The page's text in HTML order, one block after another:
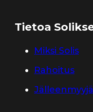
Tietoa
Miksi Solis
Rahoitus